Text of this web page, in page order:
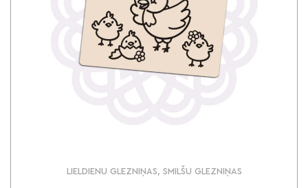
LIELDIENU GLEZNIŅAS, SMILŠU GLEZNIŅAS